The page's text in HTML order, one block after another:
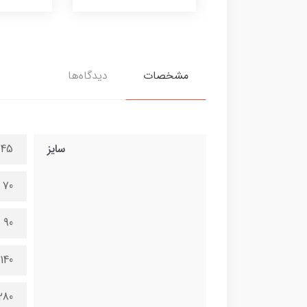
مشخصات دیدگاه‌ها
سایز 45 در 100 سانتی متر
70 در 150 سانتی متر
90 در 200 سانتی متر
140 در 300 سانتی متر
280 در 600